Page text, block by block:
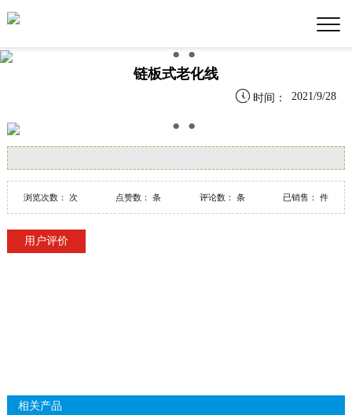
● ●
链板式老化线
 时间： 2021/9/28
● ●
浏览次数： 次 点赞数： 条 评论数： 条 已销售： 件
用户评价
相关产品